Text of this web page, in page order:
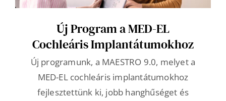
Új Program a MED-EL
Cochleáris Implantátumokhoz
Új programunk, a MAESTRO 9.0, melyet a
MED-EL cochleáris implantátumokhoz
fejlesztettünk ki, jobb hanghűséget és